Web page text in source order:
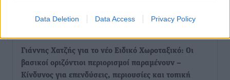
Data Deletion Data Access Privacy Policy
Ειδήσεις• πριν 3 ώρες
Γιάννης Χατζής για το νέο Ειδικό Χωροταξικό: Οι
βασικοί οριζόντιοι περιορισμοί παραμένουν –
Κίνδυνος για επενδύσεις, περιουσίες και τοπική